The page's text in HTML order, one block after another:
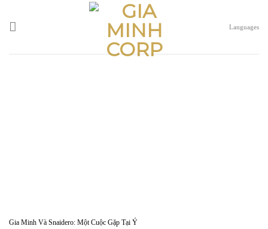
content
Languages
Gia Minh Và Snaidero: Một Cuộc Gặp Tại Ý